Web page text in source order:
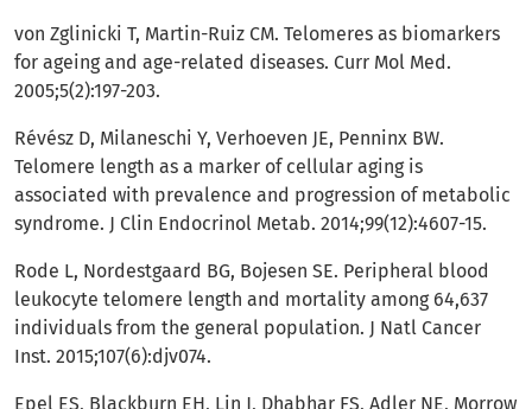
von Zglinicki T, Martin-Ruiz CM. Telomeres as biomarkers
for ageing and age-related diseases. Curr Mol Med.
2005;5(2):197-203.
Révész D, Milaneschi Y, Verhoeven JE, Penninx BW.
Telomere length as a marker of cellular aging is
associated with prevalence and progression of metabolic
syndrome. J Clin Endocrinol Metab. 2014;99(12):4607-15.
Rode L, Nordestgaard BG, Bojesen SE. Peripheral blood
leukocyte telomere length and mortality among 64,637
individuals from the general population. J Natl Cancer
Inst. 2015;107(6):djv074.
Epel ES, Blackburn EH, Lin J, Dhabhar FS, Adler NE, Morrow